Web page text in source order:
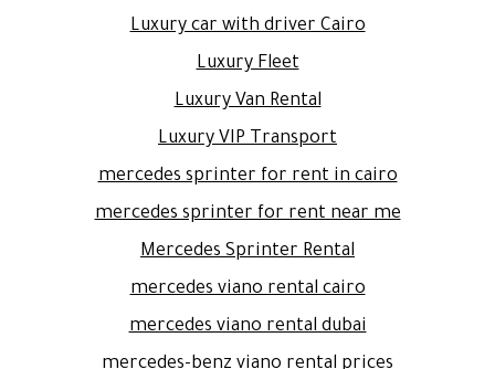
Luxury car with driver Cairo
Luxury Fleet
Luxury Van Rental
Luxury VIP Transport
mercedes sprinter for rent in cairo
mercedes sprinter for rent near me
Mercedes Sprinter Rental
mercedes viano rental cairo
mercedes viano rental dubai
mercedes-benz viano rental prices